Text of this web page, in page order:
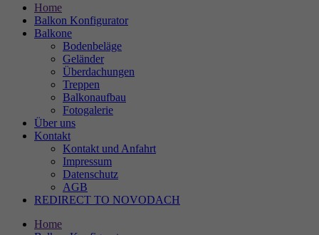
Home
Balkon Konfigurator
Balkone
Bodenbeläge
Geländer
Überdachungen
Treppen
Balkonaufbau
Fotogalerie
Über uns
Kontakt
Kontakt und Anfahrt
Impressum
Datenschutz
AGB
REDIRECT TO NOVODACH
Home